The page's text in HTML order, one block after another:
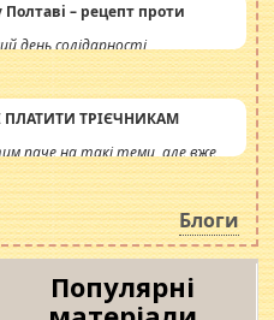
Полтаві – рецепт проти
день солідарності
ТРІЄЧНИКАМ
паче на такі теми, але вже
сьогоднішні інсенуації
питання. Штучно
катастрофа.
Блоги
Популярні